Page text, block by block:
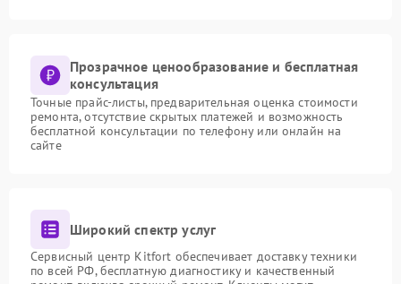
Прозрачное ценообразование и бесплатная
консультация
Точные прайс-листы, предварительная оценка стоимости
ремонта, отсутствие скрытых платежей и возможность
бесплатной консультации по телефону или онлайн на
сайте
Широкий спектр услуг
Сервисный центр Kitfort обеспечивает доставку техники
по всей РФ, бесплатную диагностику и качественный